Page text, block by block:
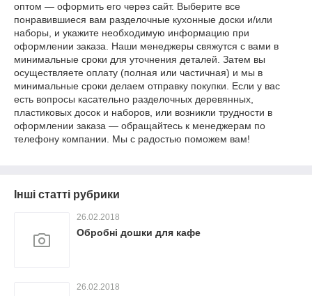
оптом — оформить его через сайт. Выберите все
понравившиеся вам разделочные кухонные доски и/или
наборы, и укажите необходимую информацию при
оформлении заказа. Наши менеджеры свяжутся с вами в
минимальные сроки для уточнения деталей. Затем вы
осуществляете оплату (полная или частичная) и мы в
минимальные сроки делаем отправку покупки. Если у вас
есть вопросы касательно разделочных деревянных,
пластиковых досок и наборов, или возникли трудности в
оформлении заказа — обращайтесь к менеджерам по
телефону компании. Мы с радостью поможем вам!
Інші статті рубрики
26.02.2018
Обробні дошки для кафе
26.02.2018